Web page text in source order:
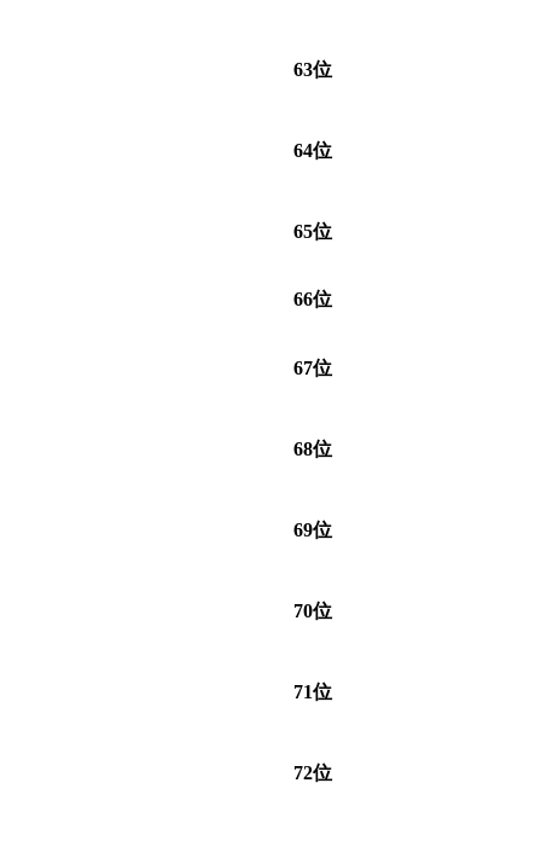
63位
64位
65位
66位
67位
68位
69位
70位
71位
72位